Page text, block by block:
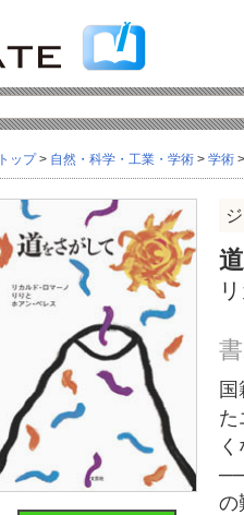
トップ> 自然・科学・工業・学術 > 学術
た
の